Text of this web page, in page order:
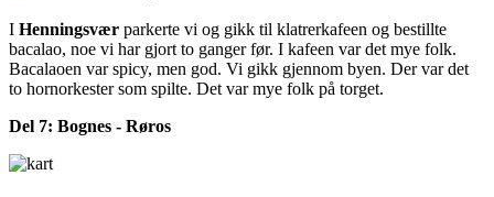
I Henningsvær parkerte vi og gikk til klatrerkafeen og bestillte
bacalao, noe vi har gjort to ganger før. I kafeen var det mye folk.
Bacalaoen var spicy, men god. Vi gikk gjennom byen. Der var det
to hornorkester som spilte. Det var mye folk på torget.
Del 7: Bognes - Røros